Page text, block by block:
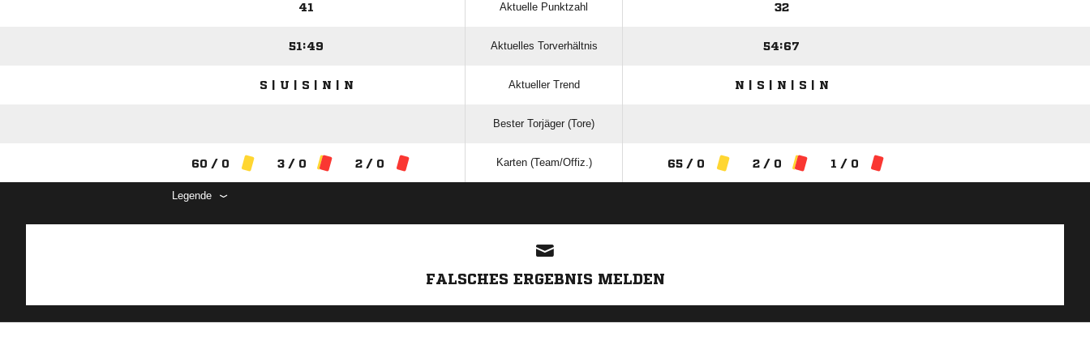
41 Aktuelle Punktzahl 32
51:49 Aktuelles Torverhältnis 54:67
S | U | S | N | N Aktueller Trend N | S | N | S | N
Bester Torjäger (Tore)
60 / 0 3 / 0 2 / 0 Karten (Team/Offiz.) 65 / 0 2 / 0 1 / 0
Legende
FALSCHES ERGEBNIS MELDEN